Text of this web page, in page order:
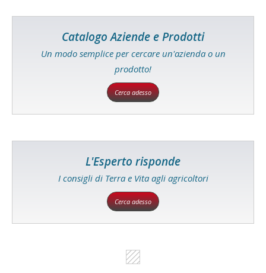
Catalogo Aziende e Prodotti
Un modo semplice per cercare un'azienda o un
prodotto!
Cerca adesso
L'Esperto risponde
I consigli di Terra e Vita agli agricoltori
Cerca adesso